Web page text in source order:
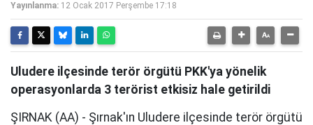
Yayınlanma: 12 Ocak 2017 Perşembe 17:18
Uludere ilçesinde terör örgütü PKK'ya yönelik
operasyonlarda 3 terörist etkisiz hale getirildi
ŞIRNAK (AA) - Şırnak'ın Uludere ilçesinde terör örgütü